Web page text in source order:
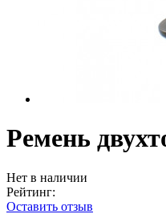
Ремень
Нет в наличии
Рейтинг:
Оставить отзыв